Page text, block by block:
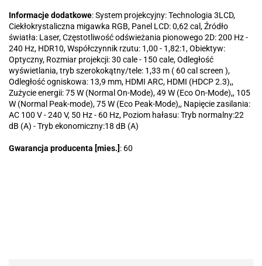
Informacje dodatkowe: System projekcyjny: Technologia 3LCD,
Ciekłokrystaliczna migawka RGB, Panel LCD: 0,62 cal, Źródło
światła: Laser, Częstotliwość odświeżania pionowego 2D: 200 Hz -
240 Hz, HDR10, Współczynnik rzutu: 1,00 - 1,82:1, Obiektyw:
Optyczny, Rozmiar projekcji: 30 cale - 150 cale, Odległość
wyświetlania, tryb szerokokątny/tele: 1,33 m ( 60 cal screen ),
Odległość ogniskowa: 13,9 mm, HDMI ARC, HDMI (HDCP 2.3),,
Zużycie energii: 75 W (Normal On-Mode), 49 W (Eco On-Mode),, 105
W (Normal Peak-mode), 75 W (Eco Peak-Mode),, Napięcie zasilania:
AC 100 V - 240 V, 50 Hz - 60 Hz, Poziom hałasu: Tryb normalny:22
dB (A) - Tryb ekonomiczny:18 dB (A)
Gwarancja producenta [mies.] : 60